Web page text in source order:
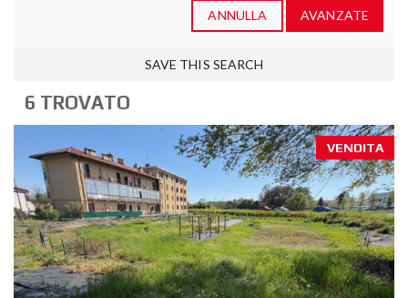
ANNULLA AVANZATE
SAVE THIS SEARCH
6 TROVATO
VENDITA